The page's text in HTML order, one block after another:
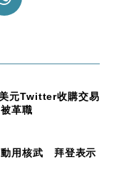
元Twitter收購交易
革職
動用核武 拜登表示